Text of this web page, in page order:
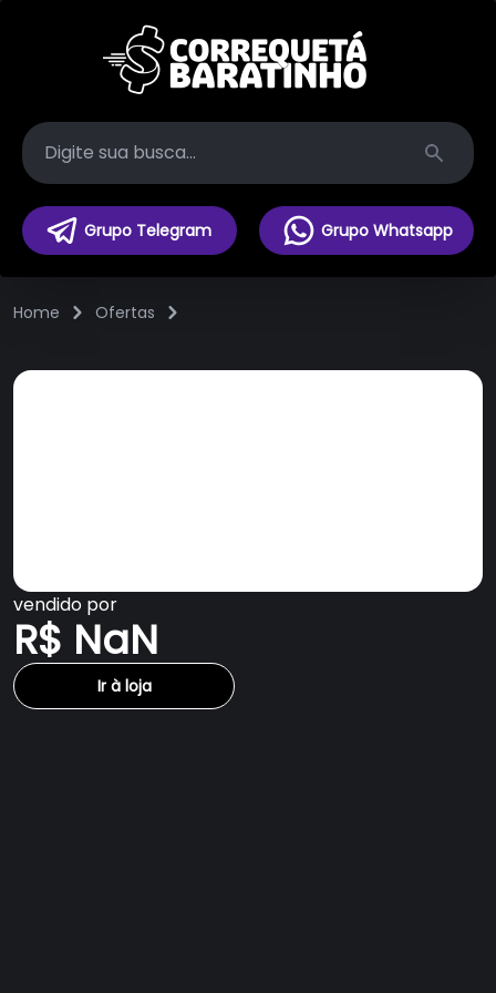
Search
Grupo Telegram Grupo Whatsapp
Home Ofertas
vendido por
R$ NaN
Ir à loja